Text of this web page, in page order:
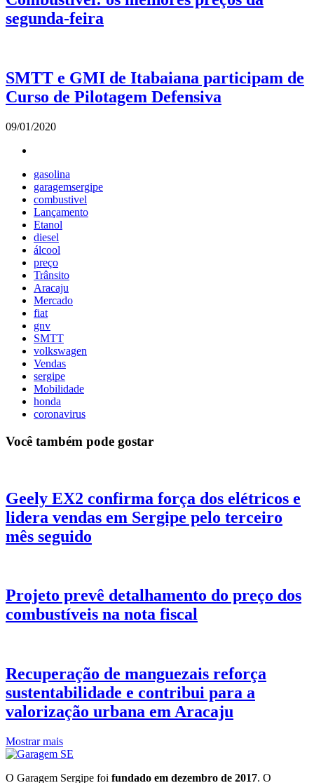
segunda-feira
SMTT e GMI de Itabaiana participam de
Curso de Pilotagem Defensiva
09/01/2020
gasolina
garagemsergipe
combustivel
Lançamento
Etanol
diesel
álcool
preço
Trânsito
Aracaju
Mercado
fiat
gnv
SMTT
volkswagen
Vendas
sergipe
Mobilidade
honda
coronavirus
Você também pode gostar
Geely EX2 confirma força dos elétricos e
lidera vendas em Sergipe pelo terceiro
mês seguido
Projeto prevê detalhamento do preço dos
combustíveis na nota fiscal
Recuperação de manguezais reforça
sustentabilidade e contribui para a
valorização urbana em Aracaju
Mostrar mais
O Garagem Sergipe foi fundado em dezembro de 2017. O